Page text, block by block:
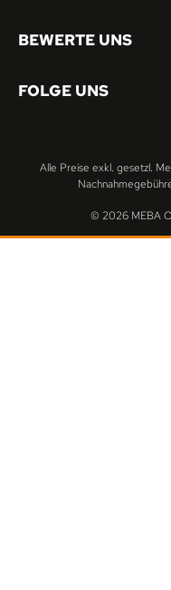
BEWERTE UNS
FOLGE UNS
© 2026 MEBA
Alle Preise exkl. gesetzl.